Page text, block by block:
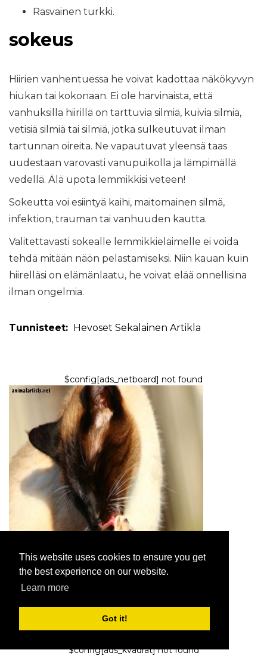
This website uses cookies to ensure you get
the best experience on our website.
Learn more
Got it!
Rasvainen turkki.
sokeus
Hiirien vanhentuessa he voivat kadottaa näkökyvyn
hiukan tai kokonaan. Ei ole harvinaista, että
vanhuksilla hiirillä on tarttuvia silmiä, kuivia silmiä,
vetisiä silmiä tai silmiä, jotka sulkeutuvat ilman
tartunnan oireita. Ne vapautuvat yleensä taas
uudestaan ​​varovasti vanupuikolla ja lämpimällä
vedellä. Älä upota lemmikkisi veteen!
Sokeutta voi esiintyä kaihi, maitomainen silmä,
infektion, trauman tai vanhuuden kautta.
Valitettavasti sokealle lemmikkieläimelle ei voida
tehdä mitään näön pelastamiseksi. Niin kauan kuin
hiirelläsi on elämänlaatu, he voivat elää onnellisina
ilman ongelmia.
Tunnisteet: Hevoset Sekalainen Artikla
$config[ads_netboard] not found
KISSAT
Kissien itsehoitojen toiminta
$config[ads_kvadrat] not found